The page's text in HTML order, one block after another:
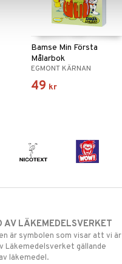
Bamse Min Första
Målarbok
EGMONT KÄRNAN
49 kr
AV LÄKEMEDELSVERKET
är symbolen som visar att vi är
Läkemedelsverket gällande
läkemedel.